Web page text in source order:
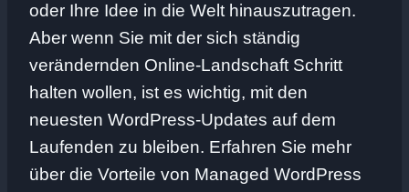
oder Ihre Idee in die Welt hinauszutragen.
Aber wenn Sie mit der sich ständig
verändernden Online-Landschaft Schritt
halten wollen, ist es wichtig, mit den
neuesten WordPress-Updates auf dem
Laufenden zu bleiben. Erfahren Sie mehr
über die Vorteile von Managed WordPress